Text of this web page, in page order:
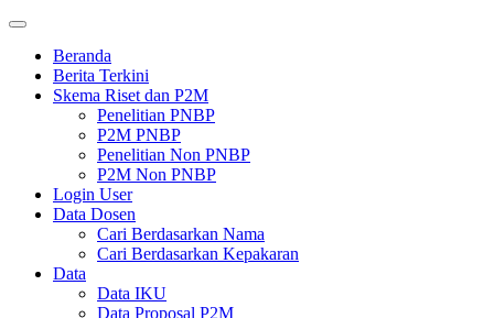
Beranda
Berita Terkini
Skema Riset dan P2M
Penelitian PNBP
P2M PNBP
Penelitian Non PNBP
P2M Non PNBP
Login User
Data Dosen
Cari Berdasarkan Nama
Cari Berdasarkan Kepakaran
Data
Data IKU
Data Proposal P2M